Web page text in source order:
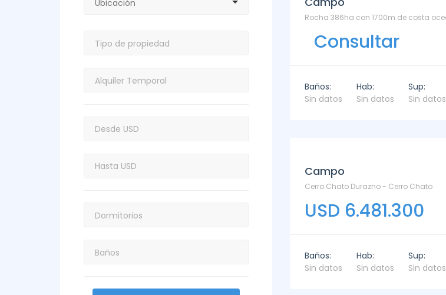
Consultar
Baños:
Sin datos
Hab:
Sin datos
Sup:
Sin datos
Campo
Cerro Chato Durazno - Cerro Chato
USD 6.481.300
Baños:
Sin datos
Hab:
Sin datos
Sup:
Sin datos